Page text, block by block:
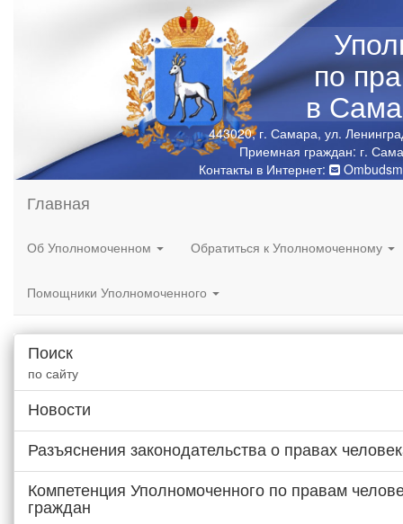
по
в
443020, г. Самара, ул.
Приемная граждан: г.
Контакты в Интернет:
Главная
Об Уполномоченном Обратиться к Уполномоченному
Помощники Уполномоченного
Поиск
по сайту
Новости
Разъяснения законодательства о правах
Компетенция Уполномоченного по правам
граждан